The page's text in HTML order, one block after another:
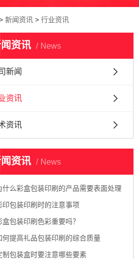
新闻资讯 > 行业资讯
资讯 News
新闻
资讯
资讯
资讯 News
什么彩盒包装印刷的产品需要表面处理
印包装印刷时的注意事项
盒包装印刷色彩重要吗？
何提高礼品包装印刷的综合质量
制包装盒时要注意哪些要素